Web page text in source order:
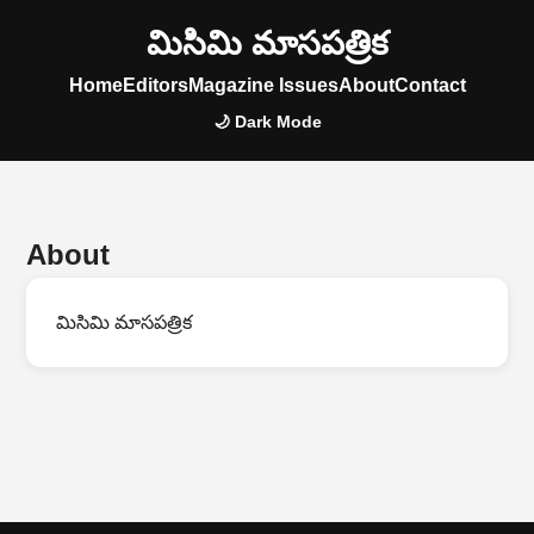
మిసిమి మాసపత్రిక
HomeEditorsMagazine IssuesAboutContact
🌙 Dark Mode
About
మిసిమి మాసపత్రిక